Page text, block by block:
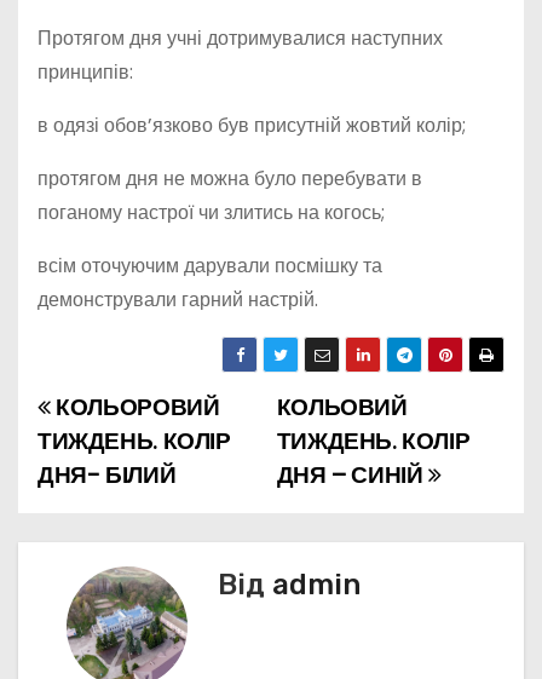
Протягом дня учні дотримувалися наступних
принципів:
в одязі обов’язково був присутній жовтий колір;
протягом дня не можна було перебувати в
поганому настрої чи злитись на когось;
всім оточуючим дарували посмішку та
демонстрували гарний настрій.
Н
а
КОЛЬОВИЙ
ТИЖДЕНЬ. КОЛІР
ДНЯ – СИНІЙ
КОЛЬОРОВИЙ
ТИЖДЕНЬ. КОЛІР
ДНЯ- БІЛИЙ
Від admin